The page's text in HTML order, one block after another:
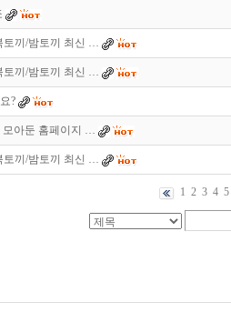
토끼/밤토끼 최신 …
토끼/밤토끼 최신 …
?
모아둔 홈페이지 …
토끼/밤토끼 최신 …
1 2 3 4 5